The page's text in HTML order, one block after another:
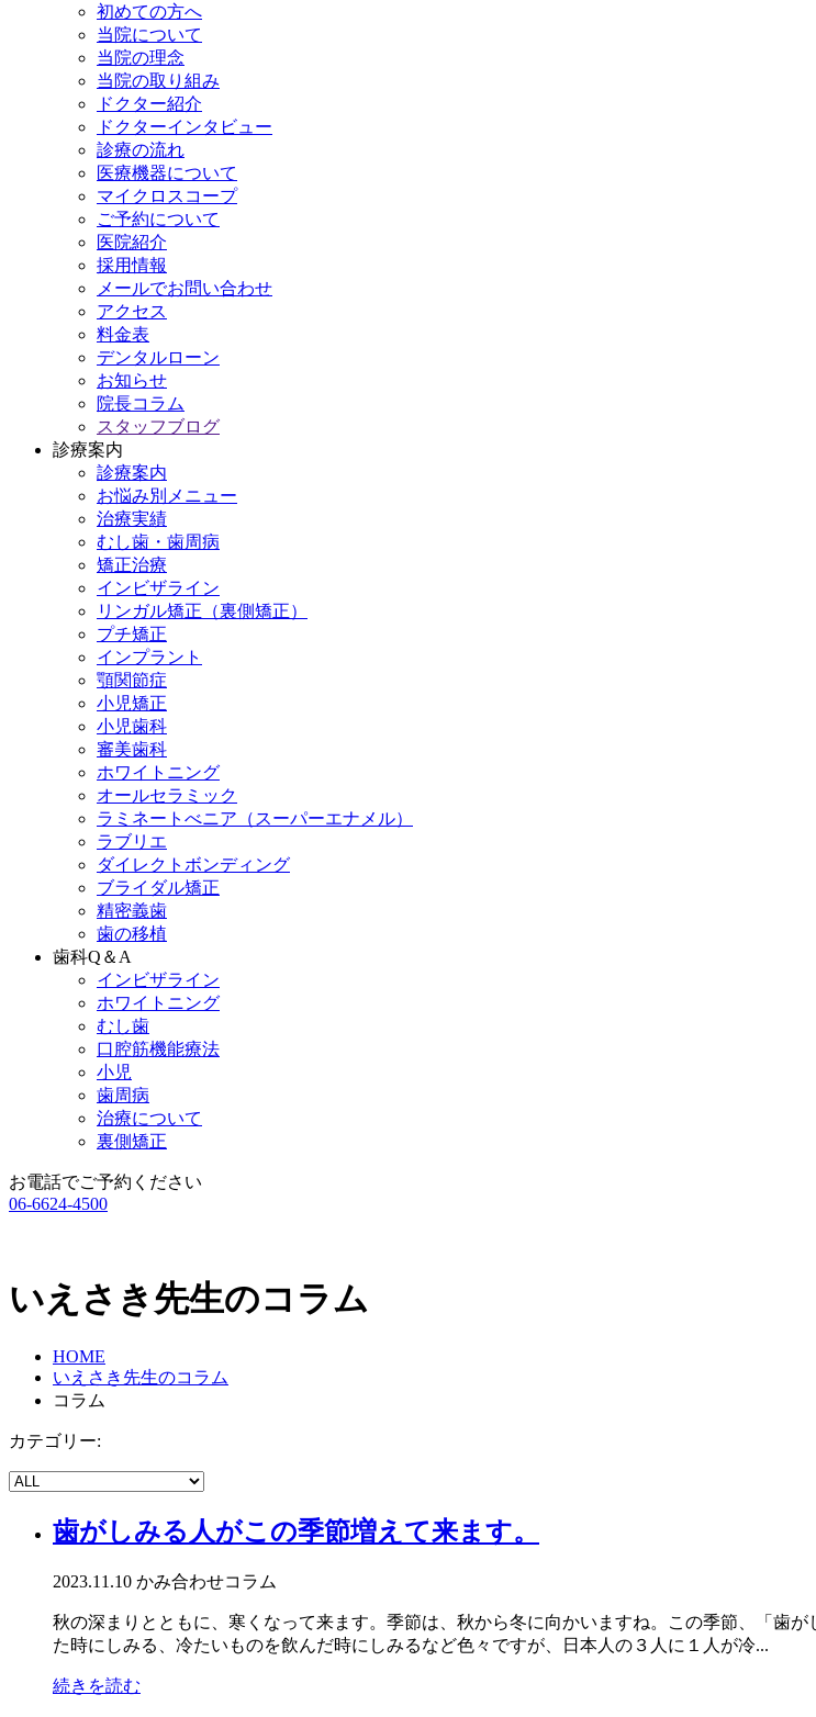
初めての方へ
当院について
当院の理念
当院の取り組み
ドクター紹介
ドクターインタビュー
診療の流れ
医療機器について
マイクロスコープ
ご予約について
医院紹介
採用情報
メールでお問い合わせ
アクセス
料金表
デンタルローン
お知らせ
院長コラム
スタッフブログ
診療案内
診療案内
お悩み別メニュー
治療実績
むし歯・歯周病
矯正治療
インビザライン
リンガル矯正（裏側矯正）
プチ矯正
インプラント
顎関節症
小児矯正
小児歯科
審美歯科
ホワイトニング
オールセラミック
ラミネートべニア （スーパーエナメル）
ラブリエ
ダイレクトボンディング
ブライダル矯正
精密義歯
歯の移植
歯科Q＆A
インビザライン
ホワイトニング
むし歯
口腔筋機能療法
小児
歯周病
治療について
裏側矯正
お電話でご予約ください
06-6624-4500
いえさき先生のコラム
HOME
いえさき先生のコラム
コラム
カテゴリー:
歯がしみる人がこの季節増えて来ます。
2023.11.10 かみ合わせコラム
秋の深まりとともに、寒くなって来ます。季節は、秋から冬に向かいますね。この季節、「歯
た時にしみる、冷たいものを飲んだ時にしみるなど色々ですが、日本人の３人に１人が冷...
続きを読む